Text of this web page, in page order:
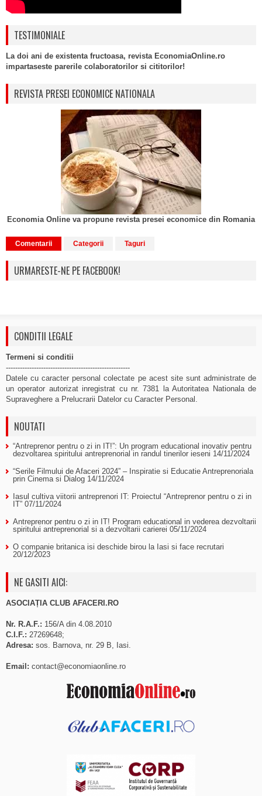
TESTIMONIALE
La doi ani de existenta fructoasa, revista EconomiaOnline.ro
impartaseste parerile colaboratorilor si cititorilor!
REVISTA PRESEI ECONOMICE NATIONALA
Economia Online va propune revista presei economice din Romania
Comentarii Categorii Taguri
URMARESTE-NE PE FACEBOOK!
CONDITII LEGALE
Termeni si conditii
-----------------------------------------------------
Datele cu caracter personal colectate pe acest site sunt administrate de
un operator autorizat inregistrat cu nr. 7381 la Autoritatea Nationala de
Supraveghere a Prelucrarii Datelor cu Caracter Personal.
NOUTATI
“Antreprenor pentru o zi in IT!”: Un program educational inovativ pentru
dezvoltarea spiritului antreprenorial in randul tinerilor ieseni 14/11/2024
“Serile Filmului de Afaceri 2024” – Inspiratie si Educatie Antreprenoriala
prin Cinema si Dialog 14/11/2024
Iasul cultiva viitorii antreprenori IT: Proiectul “Antreprenor pentru o zi in
IT” 07/11/2024
Antreprenor pentru o zi in IT! Program educational in vederea dezvoltarii
spiritului antreprenorial si a dezvoltarii carierei 05/11/2024
O companie britanica isi deschide birou la Iasi si face recrutari
20/12/2023
NE GASITI AICI:
ASOCIAȚIA CLUB AFACERI.RO
Nr. R.A.F.: 156/A din 4.08.2010
C.I.F.: 27269648;
Adresa: sos. Barnova, nr. 29 B, Iasi.
Email: contact@economiaonline.ro